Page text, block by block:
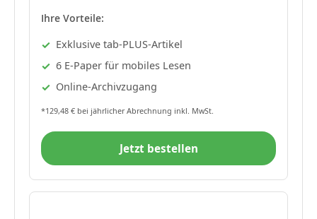
Ihre Vorteile:
Exklusive tab-PLUS-Artikel
6 E-Paper für mobiles Lesen
Online-Archivzugang
*129,48 € bei jährlicher Abrechnung inkl. MwSt.
Jetzt bestellen